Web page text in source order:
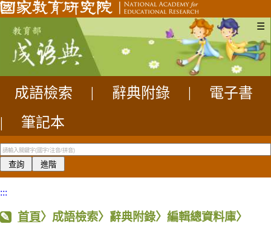
☰
成語檢索 辭典附錄
電子書
|
筆記本
:::
首頁〉成語檢索〉辭典附錄〉編輯總資料庫〉